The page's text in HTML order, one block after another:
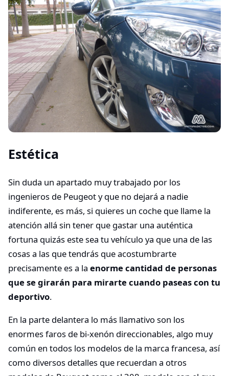
Estética
Sin duda un apartado muy trabajado por los
ingenieros de Peugeot y que no dejará a nadie
indiferente, es más, si quieres un coche que llame la
atención allá sin tener que gastar una auténtica
fortuna quizás este sea tu vehículo ya que una de las
cosas a las que tendrás que acostumbrarte
precisamente es a la enorme cantidad de personas
que se girarán para mirarte cuando paseas con tu
deportivo.
En la parte delantera lo más llamativo son los
enormes faros de bi-xenón direccionables, algo muy
común en todos los modelos de la marca francesa, así
como diversos detalles que recuerdan a otros